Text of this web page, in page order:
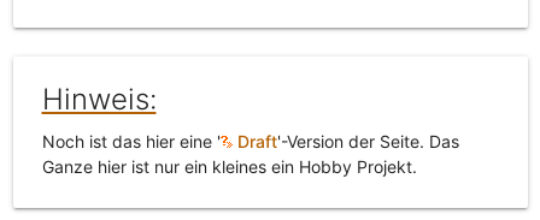
Hinweis:
Noch ist das hier eine ' Draft'-Version der Seite. Das
Ganze hier ist nur ein kleines ein Hobby Projekt.